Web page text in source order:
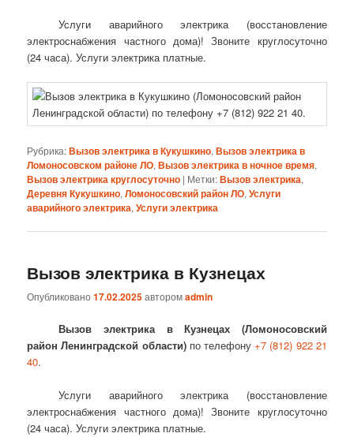
Услуги аварийного электрика (восстановление
электроснабжения частного дома)! Звоните круглосуточно
(24 часа). Услуги электрика платные.
Рубрика:Вызов электрика в Кукушкино,Вызов электрика в
Ломоносовском районе ЛО,Вызов электрика в ночное время,
Вызов электрика круглосуточно | Метки:Вызов электрика,
Деревня Кукушкино,Ломоносовский район ЛО,Услуги
аварийного электрика,Услуги электрика
Вызов электрика в Кузнецах
Опубликовано17.02.2025авторомadmin
Вызов электрика в Кузнецах (Ломоносовский
район Ленинградской области)по телефону+7 (812) 922 21
40.
Услуги аварийного электрика (восстановление
электроснабжения частного дома)! Звоните круглосуточно
(24 часа). Услуги электрика платные.